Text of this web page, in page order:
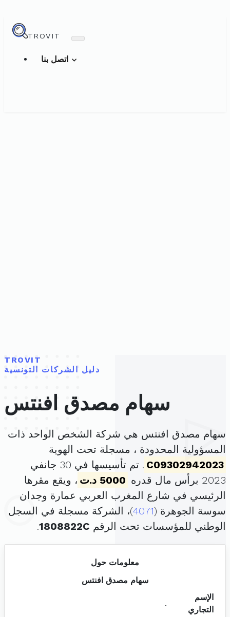
TROVIT
TROVIT
دليل الشركات التونسية
سهام مصدق افنتس
سهام مصدق افنتس هي شركة الشخص الواحد ذات
المسؤولية المحدودة ، مسجلة تحت الهوية
C09302942023
. تم تأسيسها في 30 جانفي
2023 برأس مال قدره
5000 د.ت
، ويقع مقرها
الرئيسي في شارع المغرب العربي عمارة وجدان
سوسة الجوهرة (4071)، الشركة مسجلة في السجل
الوطني للمؤسسات تحت الرقم 1808822C
.
معلومات حول
سهام مصدق افنتس
الإسم
التجاري
.